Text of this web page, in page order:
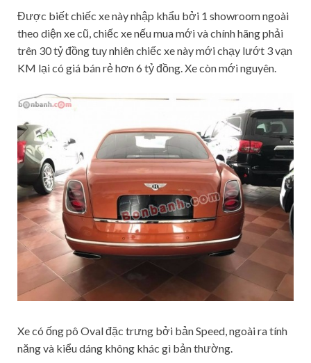
Được biết chiếc xe này nhập khẩu bởi 1 showroom ngoài
theo diện xe cũ, chiếc xe nếu mua mới và chính hãng phải
trên 30 tỷ đồng tuy nhiên chiếc xe này mới chạy lướt 3 vạn
KM lại có giá bán rẻ hơn 6 tỷ đồng. Xe còn mới nguyên.
Xe có ống pô Oval đặc trưng bởi bản Speed, ngoài ra tính
năng và kiểu dáng không khác gì bản thường.